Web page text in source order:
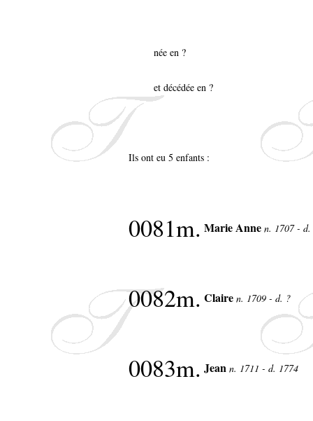
née en ?
et décédée en ?
Ils ont eu 5 enfants :
0081m. Marie Anne n. 1707 -
0082m. Claire n. 1709 - d. ?
0083m. Jean n. 1711 - d. 1774